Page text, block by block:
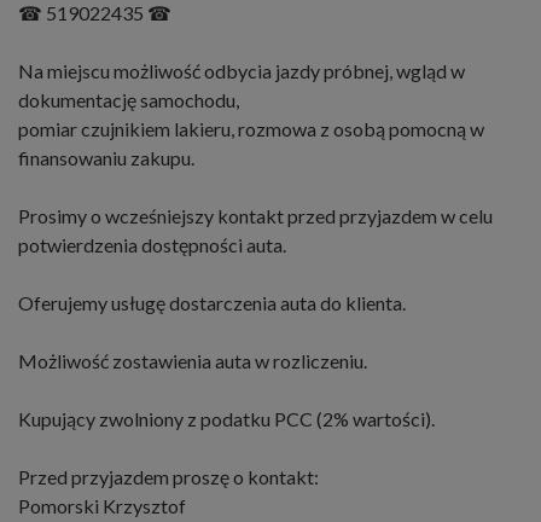
☎ 519022435 ☎
Na miejscu możliwość odbycia jazdy próbnej, wgląd w
dokumentację samochodu,
pomiar czujnikiem lakieru, rozmowa z osobą pomocną w
finansowaniu zakupu.
Prosimy o wcześniejszy kontakt przed przyjazdem w celu
potwierdzenia dostępności auta.
Oferujemy usługę dostarczenia auta do klienta.
Możliwość zostawienia auta w rozliczeniu.
Kupujący zwolniony z podatku PCC (2% wartości).
Przed przyjazdem proszę o kontakt:
Pomorski Krzysztof